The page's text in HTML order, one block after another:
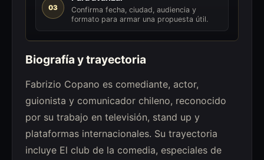
03
Confirma fecha, ciudad, audiencia y
formato para armar una propuesta útil.
Biografía y trayectoria
Fabrizio Copano es comediante, actor,
guionista y comunicador chileno, reconocido
por su trabajo en televisión, stand up y
plataformas internacionales. Su trayectoria
incluye El club de la comedia, especiales de